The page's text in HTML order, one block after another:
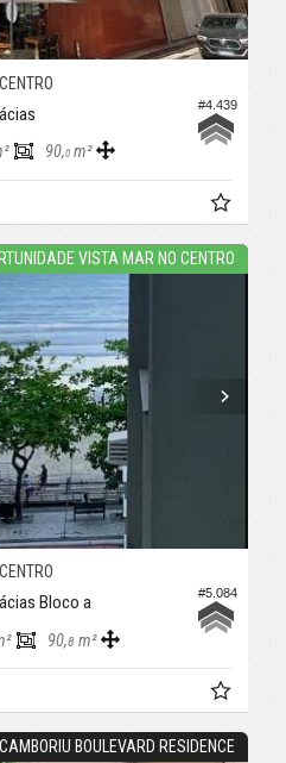
#4.439
CENTRO
90,0 m²
VISTA MAR NO CENTRO
#5.084
CENTRO
Bloco a
90,8 m²
CAMBORIU BOULEVARD RESIDENCE